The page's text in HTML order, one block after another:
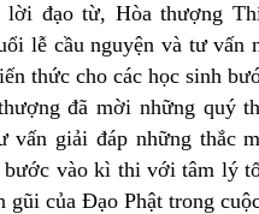
lời đạo từ, Hòa thượng
lễ cầu nguyện và tư vấn
thức cho các học sinh
đã mời những quý
vấn giải đáp những thắc
bước vào kì thi với tâm lý
gũi của Đạo Phật trong